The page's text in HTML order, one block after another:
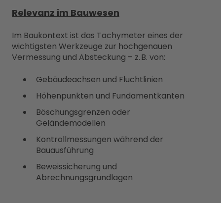
Relevanz im Bauwesen
Im Baukontext ist das Tachymeter eines der
wichtigsten Werkzeuge zur hochgenauen
Vermessung und Absteckung – z. B. von:
Gebäudeachsen und Fluchtlinien
Höhenpunkten und Fundamentkanten
Böschungsgrenzen oder
Geländemodellen
Kontrollmessungen während der
Bauausführung
Beweissicherung und
Abrechnungsgrundlagen